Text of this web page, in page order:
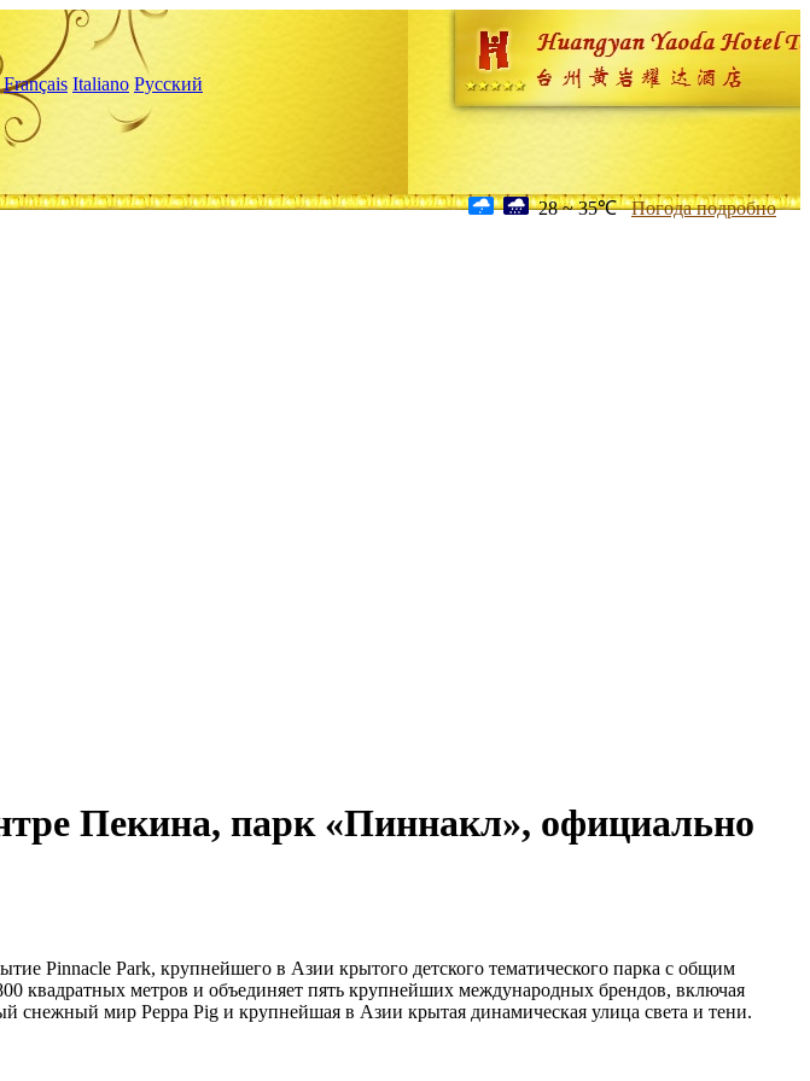
Français Italiano Русский
28 ~ 35℃ Погода подробно
Пекина, парк «Пиннакл», официально
Pinnacle Park, крупнейшего в Азии крытого детского тематического парка с общим
метров и объединяет пять крупнейших международных брендов, включая
снежный мир Peppa Pig и крупнейшая в Азии крытая динамическая улица света и тени.